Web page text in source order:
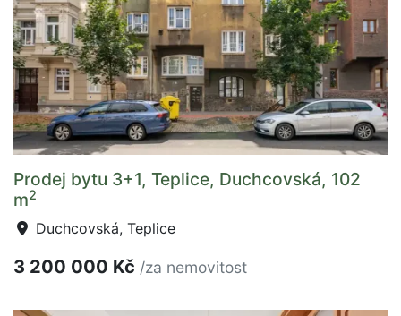
Prodej bytu 3+1, Teplice, Duchcovská, 102
m2
Duchcovská, Teplice
3 200 000 Kč /za nemovitost